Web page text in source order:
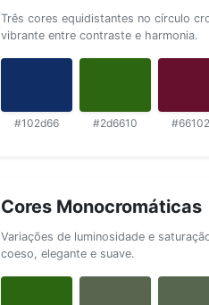
Três cores equidistantes no círculo
vibrante entre contraste e harmonia.
#102d66 #2d6610
Cores Monocromáticas
Variações de luminosidade e
coeso, elegante e suave.